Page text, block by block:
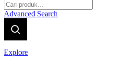
Advanced Search
Explore